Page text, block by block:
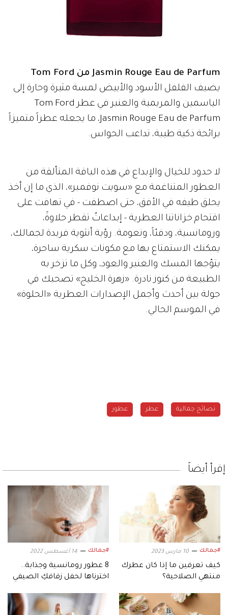
Jasmin Rouge Eau de Parfum من Tom Ford
يضيف الفلفل الأسود والأبيض لمسة مثيرة وحارة إلى
الياسمين والمريمية والعنبر في عطر Tom Ford
Jasmin Rouge Eau de Parfum، ما يجعله عطراً متميزاً
برائحة ذكية طيبة، تداعب الحواس.
لا حدود للخيال والإبداع في هذه الباقة المتألقة من
العطور المتناغمة مع «سويت نوفمبر»، الذي ما إن أخذ
يحلق طيفه في الأفق، حتى اصطفت - في تهافت على
اقتحام خزاناتنا العطرية - إبداعاتٌ تقطر حلاوةً،
ورومانسية، ودفئاً، ونعومة. رؤية أنثوية فريدة لجمالك،
يمكنك الاستمتاع بها مع مكونات سكرية ساحرة،
يتوّجها المسك والعنبر والعود، وكل ما تزخر به
الطبيعة من كنوز نادرة. «زهرة الخليج» تصحبك في
جولة بين أحدث وأجمل الإصدارات العطرية «الحلوة»
في الموسم الحالي.
نصائح جمالية عطر عطور
إقرأ أيضاً
#جمالك 10 مارس 2023
كيف تعرفين ما إذا كان عطرك
منتهي الصلاحية؟
#جمالك 14 أغسطس 2022
8 عطور رومانسية وجذابة..
اخترناها لحفل زفافكِ الصيفي